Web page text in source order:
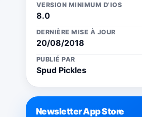
VERSION MINIMUM D'IOS
8.0
DERNIÈRE MISE À JOUR
20/08/2018
PUBLIÉ PAR
Spud Pickles
Newsletter App Store